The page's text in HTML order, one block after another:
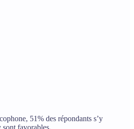
51% des répondants s’y
sont favorables.